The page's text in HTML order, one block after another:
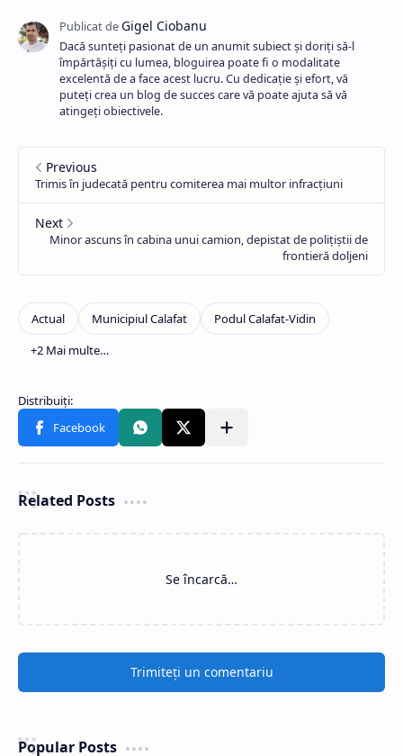
Dacă sunteți pasionat de un anumit subiect și doriți să-l
împărtășiți cu lumea, bloguirea poate fi o modalitate
excelentă de a face acest lucru. Cu dedicație și efort, vă
puteți crea un blog de succes care vă poate ajuta să vă
atingeți obiectivele.
Related Posts
Se încarcă…
Trimiteți un comentariu
Popular Posts